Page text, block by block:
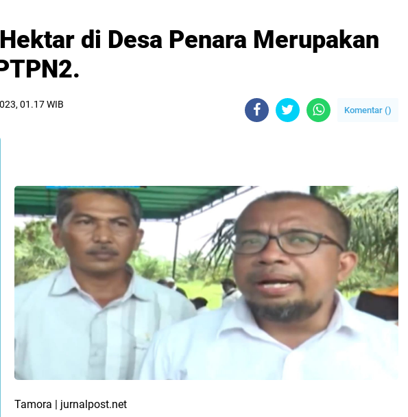
di Desa Penara Merupakan
01.17 WIB
Komentar ()
Tamora | jurnalpost.net